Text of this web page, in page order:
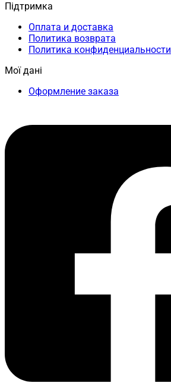
Підтримка
Оплата и доставка
Политика возврата
Политика конфиденциальности
Мої дані
Оформление заказа